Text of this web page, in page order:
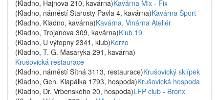
(Kladno, Hajnova 210, kavárna)Kavárna Mix - Fix
(Kladno, náměstí Starosty Pavla 4, kavárna)Kavárna Sport
(Kladno, Kladno, kavárna)Kavárna, Vinárna Ateliér
(Kladno, Trojanova 309, kavárna)Klub 19
(Kladno, U výtopny 2341, klub)Korzo
(Kladno, T. G. Masaryka 291, kavárna)
Krušovická restaurace
(Kladno, náměstí Sítná 3113, restaurace)Krušovický sklípek
(Kladno, Gen. Klapálka 1793, hospoda)Krušovická hospoda
(Kladno, Dr. Vrbenského 20, hospoda)LFP club - Bronx